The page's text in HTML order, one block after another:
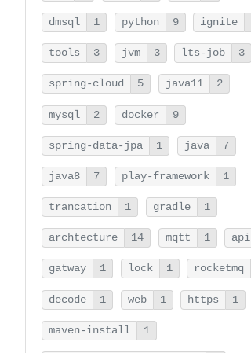
dmsql 1 python 9 ignite
tools 3 jvm 3 lts-job 3
spring-cloud 5 java11 2
mysql 2 docker 9
spring-data-jpa 1 java 7
java8 7 play-framework 1
trancation 1 gradle 1
archtecture 14 mqtt 1 api
gatway 1 lock 1 rocketmq
decode 1 web 1 https 1
maven-install 1